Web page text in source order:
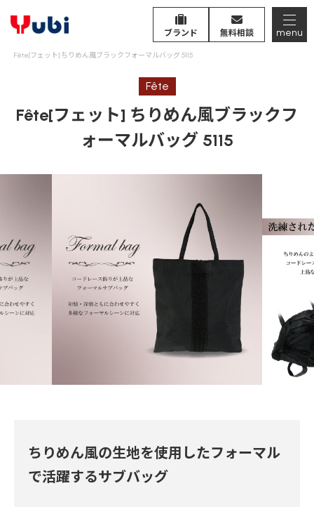
ブランド 無料相談 menu
Fête[フェット] ちりめん風ブラックフォーマルバッグ 5115
Fête
Fête[フェット] ちりめん風ブラックフ
ォーマルバッグ 5115
ちりめん風の生地を使用したフォーマル
で活躍するサブバッグ